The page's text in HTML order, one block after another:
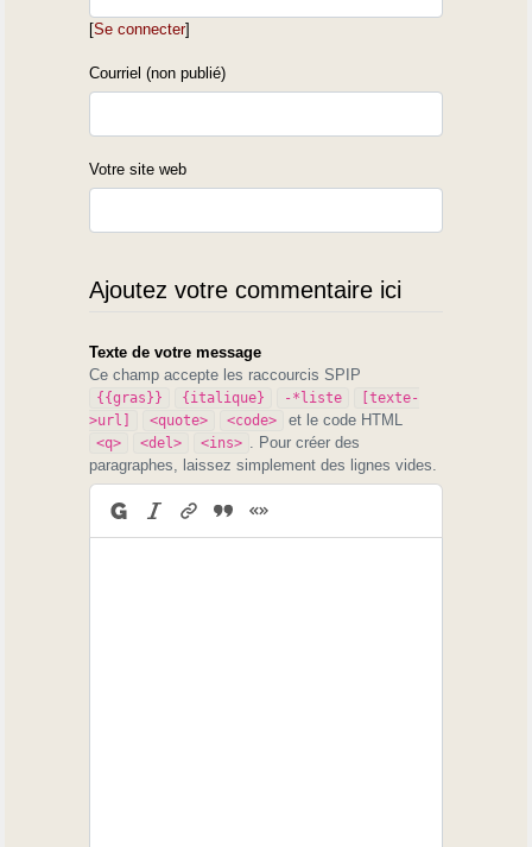
[Se connecter]
Courriel (non publié)
Votre site web
Ajoutez votre commentaire ici
Texte de votre message
Ce champ accepte les raccourcis SPIP
{{gras}} {italique} -*liste
[texte-
>url]
<quote> <code> et le code HTML
<q> <del> <ins>
. Pour créer des
paragraphes, laissez simplement des lignes vides.